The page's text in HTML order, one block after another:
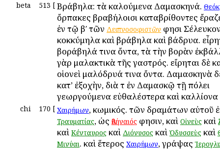
beta 513 [ Βράβηλα: τὰ καλούμενα Δαμασκηνά.
ὄρπακες βραβήλοισι καταβρίθοντες
ἐν τῷ βʹ τῶν Δειπνοσοφιστῶν φησι
κοκκύμηλα καὶ βράβηλα καὶ βάδρυα.
βοράβηλά τινα ὄντα, τὰ τὴν βορὰν
γὰρ μαλακτικὰ τῆς γαστρός. εἴρηται δὲ
οἱονεὶ μαλόδρυά τινα ὄντα. Δαμασκηνὰ
κατ’ ἐξοχὴν, διὰ τὸ ἐν Δαμασκῷ τῇ πόλει
γεωργούμενα εὐθαλέστερα καὶ καλλίονα
chi 170 [ Χαιρήμων, κωμικός. τῶν δραμάτων αὐτοῦ
Τραυματίας, ὡς Ἀθήναιός φησιν, καὶ Οἰνεὺς καὶ
καὶ Κένταυρος καὶ Διόνυσος καὶ Ὀδυσσεὺς καὶ
Μινύαι. καὶ ἕτερος Χαιρήμων, γράψας